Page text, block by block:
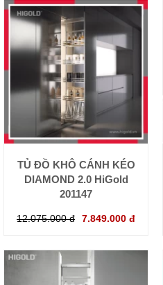
TỦ ĐỒ KHÔ CÁNH KÉO
DIAMOND 2.0 HiGold
201147
12.075.000 đ 7.849.000 đ